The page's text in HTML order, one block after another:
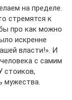
на пределе.
стремятся к
про как можно
искренне
власти!». И
с самим
стоиков,
мужества.